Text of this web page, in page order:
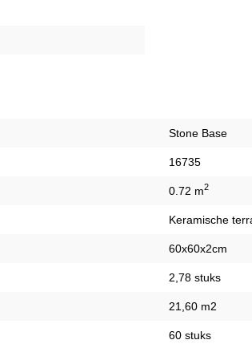
Stone Base
16735
0.72 m2
Keramische
60x60x2cm
2,78 stuks
21,60 m2
60 stuks